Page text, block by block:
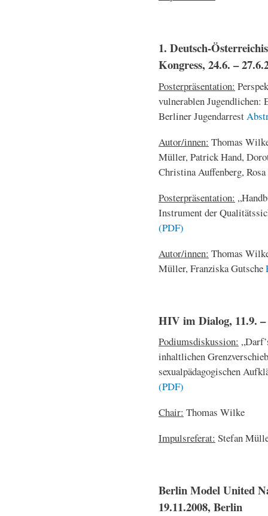
1. Deutsch-
Kongress, 24.6. –
Posterpräsentation:
vulnerablen Jugendlichen:
Berliner Jugendarrest
Autor/innen: Thomas
Müller, Patrick Hand,
Christina Auffenberg,
Posterpräsentation:
Instrument der
(PDF)
Autor/innen: Thomas
Müller, Franziska Gutsche
HIV im Dialog, 11.9. –
Podiumsdiskussion:
inhaltlichen
sexualpädagogischen
(PDF)
Chair: Thomas Wilke
Impulsreferat: Stefan
Berlin Model United
19.11.2008, Berlin